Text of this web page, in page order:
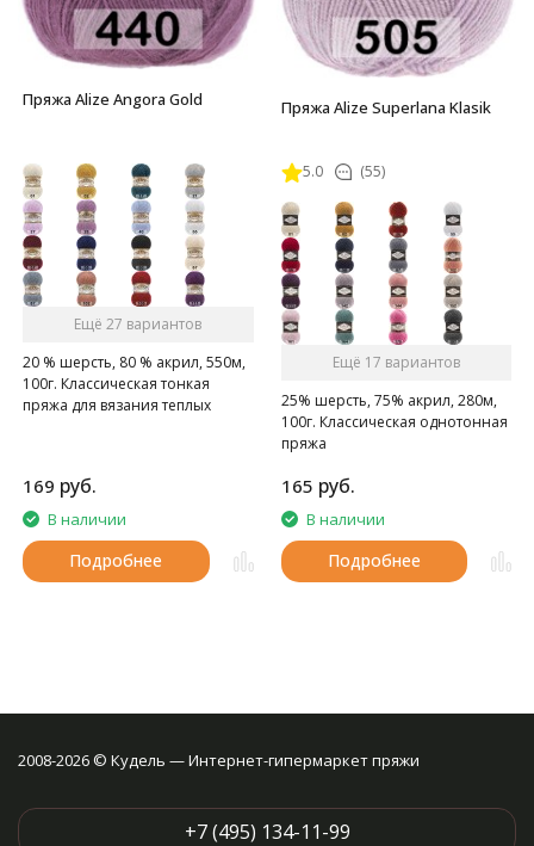
Пряжа Alize Angora Gold
Ещё 27 вариантов
20 % шерсть, 80 % акрил, 550м,
100г. Классическая тонкая
пряжа для вязания теплых
169 руб.
В наличии
Подробнее
Пряжа Alize Superlana Klasik
5.0 (55)
Ещё 17 вариантов
25% шерсть, 75% акрил, 280м,
100г. Классическая однотонная
пряжа
165 руб.
В наличии
Подробнее
2008-2026 © Кудель — Интернет-гипермаркет пряжи
+7 (495) 134-11-99